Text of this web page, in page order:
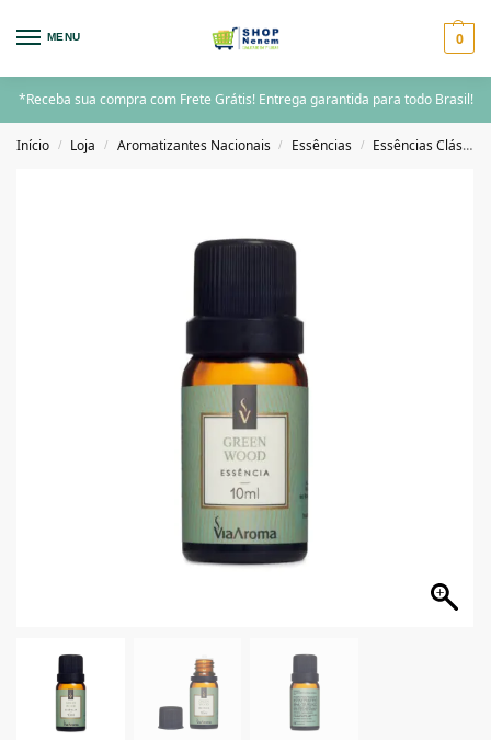
MENU 0
*Receba sua compra com Frete Grátis! Entrega garantida para todo Brasil!
Início / Loja / Aromatizantes Nacionais / Essências / Essências Clássicas